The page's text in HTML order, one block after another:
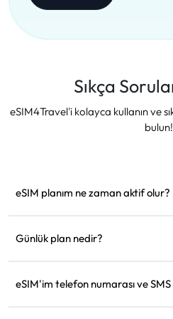
Sıkça
eSIM4Travel'i kolayca kullanın ve
bulun!
eSIM planım ne zaman aktif olur?
Hareket etmeden önce
Günlük plan nedir?
kadar geçerli olur. Günlük veri
eSIM'im telefon numarası ve